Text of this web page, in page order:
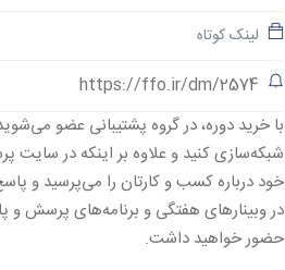
لینک کوتاه
https://ffo.ir/dm/2574
با خرید دوره، در گروه پشتیبانی عضو
شبکه‌سازی کنید و علاوه بر اینکه در
خود درباره کسب و کارتان را می‌پرسید و
در وبینارهای هفتگی و برنامه‌های پرسش و
حضور خواهید داشت.